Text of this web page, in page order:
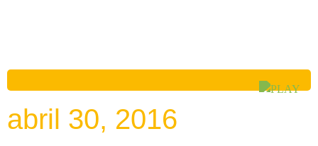
abril 30, 2016